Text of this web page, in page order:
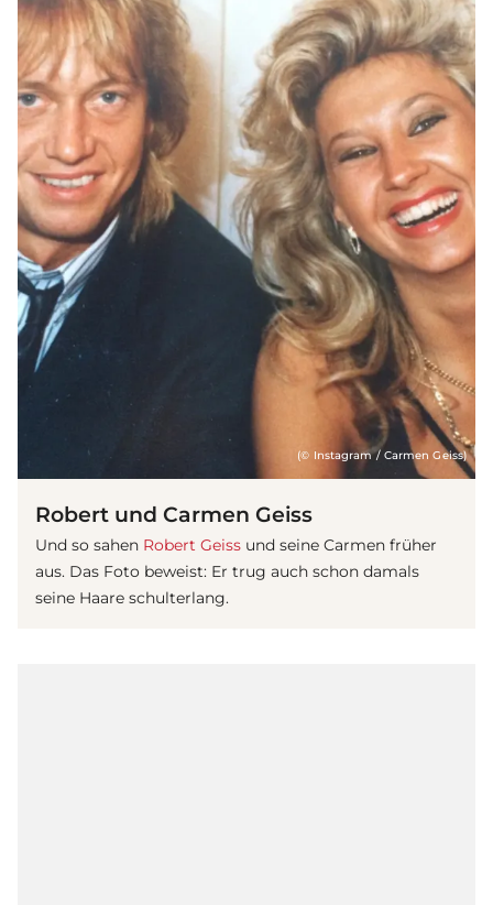
(© Instagram / Carmen Geiss)
Robert und Carmen Geiss
Und so sahen Robert Geiss und seine Carmen früher
aus. Das Foto beweist: Er trug auch schon damals
seine Haare schulterlang.